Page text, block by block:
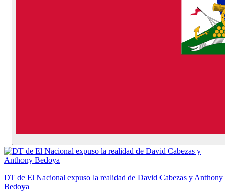
DT de El Nacional expuso la realidad de David Cabezas y Anthony
Bedoya